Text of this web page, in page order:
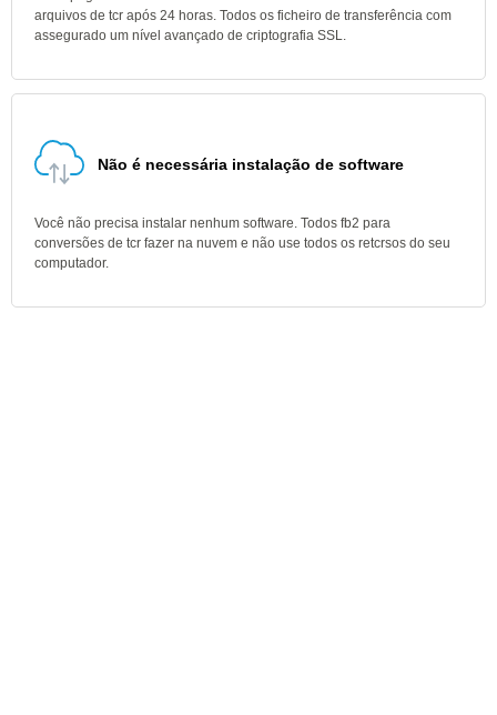
arquivos de tcr após 24 horas. Todos os ficheiro de transferência com
assegurado um nível avançado de criptografia SSL.
Não é necessária instalação de software
Você não precisa instalar nenhum software. Todos fb2 para
conversões de tcr fazer na nuvem e não use todos os retcrsos do seu
computador.